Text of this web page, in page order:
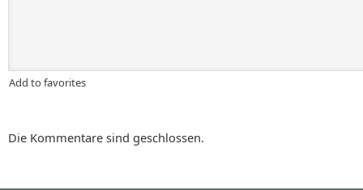
Add to favorites
Die Kommentare sind geschlossen.